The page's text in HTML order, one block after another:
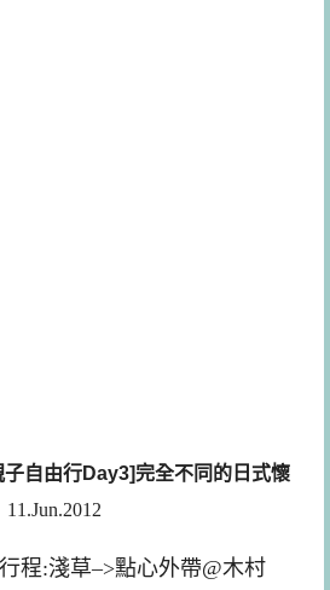
子自由行Day3]完全不同的日式懷
11.Jun.2012
程:淺草–>點心外帶@木村